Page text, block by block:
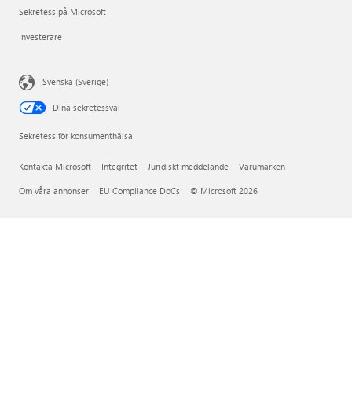
Sekretess på Microsoft
Investerare
Svenska (Sverige)
Dina sekretessval
Sekretess för konsumenthälsa
Kontakta Microsoft Integritet Juridiskt meddelande Varumärken
Om våra annonser EU Compliance DoCs © Microsoft 2026